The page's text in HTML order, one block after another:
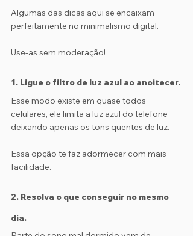
Algumas das dicas aqui se encaixam
perfeitamente no minimalismo digital.
Use-as sem moderação!
1. Ligue o filtro de luz azul ao anoitecer.
Esse modo existe em quase todos
celulares, ele limita a luz azul do telefone
deixando apenas os tons quentes de luz.
Essa opção te faz adormecer com mais
facilidade.
2. Resolva o que conseguir no mesmo
dia.